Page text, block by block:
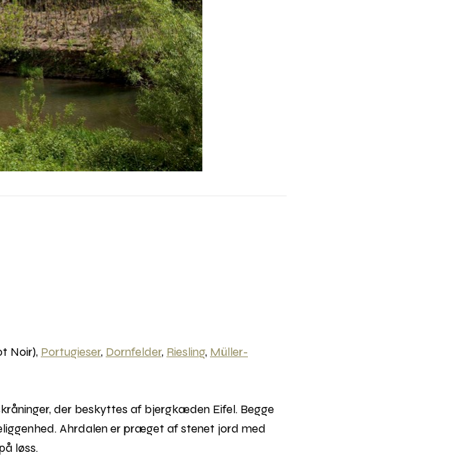
Noir), Portugieser, Dornfelder, Riesling, Müller-
der beskyttes af bjergkæden Eifel. Begge
Ahrdalen er præget af stenet jord med
løss.